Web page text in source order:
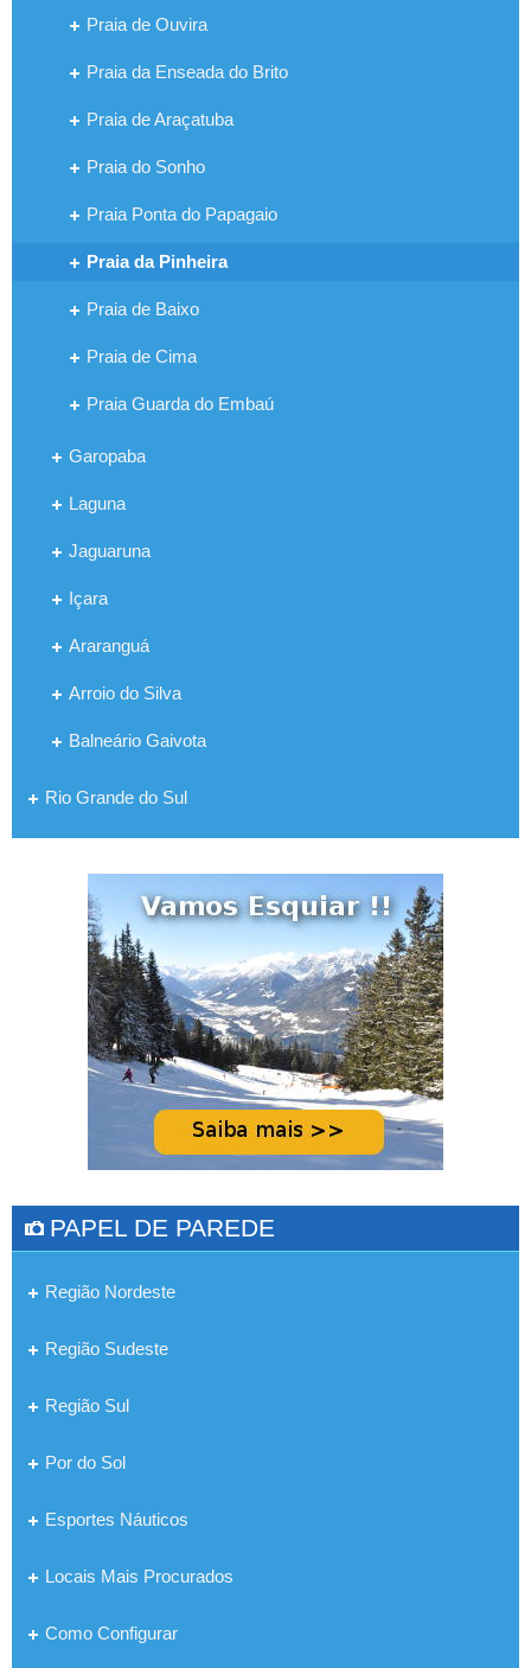
Praia de Ouvira
Praia da Enseada do Brito
Praia de Araçatuba
Praia do Sonho
Praia Ponta do Papagaio
Praia da Pinheira
Praia de Baixo
Praia de Cima
Praia Guarda do Embaú
Garopaba
Laguna
Jaguaruna
Içara
Araranguá
Arroio do Silva
Balneário Gaivota
Rio Grande do Sul
PAPEL DE PAREDE
Região Nordeste
Região Sudeste
Região Sul
Por do Sol
Esportes Náuticos
Locais Mais Procurados
Como Configurar